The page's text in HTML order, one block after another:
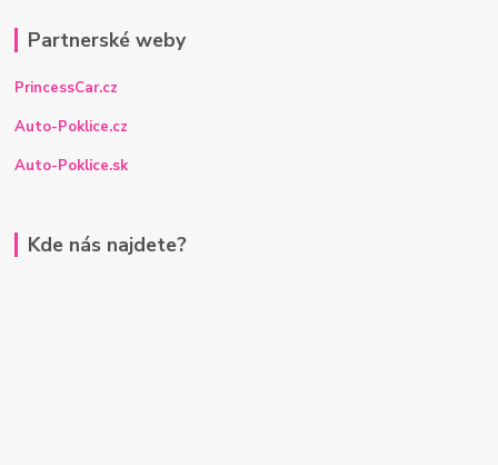
Partnerské weby
PrincessCar.cz
Auto-Poklice.cz
Auto-Poklice.sk
Kde nás najdete?